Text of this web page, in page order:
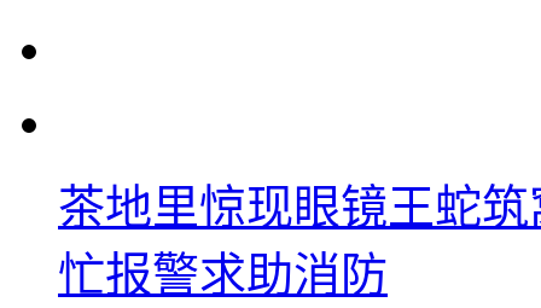
茶地里惊现眼镜王蛇
忙报警求助消防